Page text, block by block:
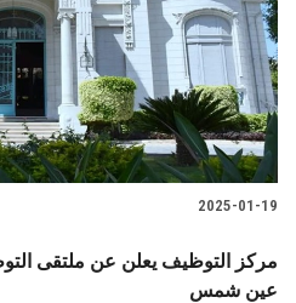
2025-01-19
عين شمس